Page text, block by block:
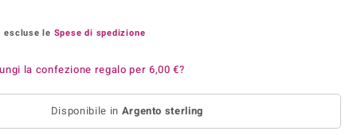
Anelli in Misura 29
Gioielli in più varianti
Onice
Tormalina
escluse le Spese di spedizione
la confezione regalo per 6,00 €?
Disponibile in Argento sterling